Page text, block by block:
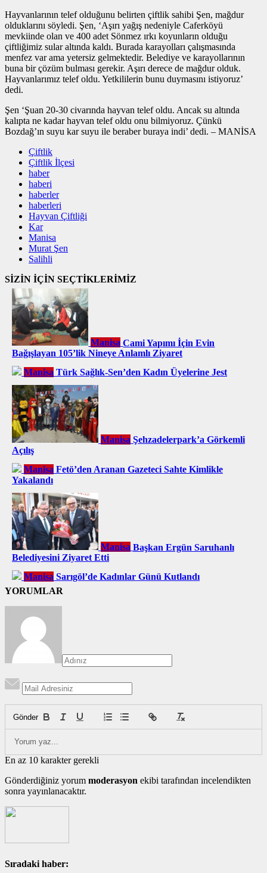
Hayvanlarının telef olduğunu belirten çiftlik sahibi Şen, mağdur
olduklarını söyledi. Şen, ‘Aşırı yağış nedeniyle Caferköyü
mevkiinde olan ve 400 adet Sönmez ırkı koyunların olduğu
çiftliğimiz sular altında kaldı. Burada karayolları çalışmasında
menfez var ama yetersiz gelmektedir. Belediye ve karayollarının
buna bir çözüm bulması gerekir. Aşırı derece de mağdur olduk.
Hayvanlarımız telef oldu. Yetkililerin bunu duymasını istiyoruz’
dedi.
Şen ‘Şuan 20-30 civarında hayvan telef oldu. Ancak su altında
kalıpta ne kadar hayvan telef oldu onu bilmiyoruz. Çünkü
Bozdağ’ın suyu kar suyu ile beraber buraya indi’ dedi. – MANİSA
Çiftlik
Çiftlik İlçesi
haber
haberi
haberler
haberleri
Hayvan Çiftliği
Kar
Manisa
Murat Şen
Salihli
SİZİN İÇİN SEÇTİKLERİMİZ
Manisa Cami Yapımı İçin Evin
Bağışlayan 105’lik Nineye Anlamlı Ziyaret
Manisa Türk Sağlık-Sen’den Kadın Üyelerine Jest
Manisa Şehzadelerpark’a Görkemli
Açılış
Manisa Fetö’den Aranan Gazeteci Sahte Kimlikle
Yakalandı
Manisa Başkan Ergün Saruhanlı
Belediyesini Ziyaret Etti
Manisa Sarıgöl’de Kadınlar Günü Kutlandı
YORUMLAR
Gönder
En az 10 karakter gerekli
Gönderdiğiniz yorum moderasyon ekibi tarafından incelendikten
sonra yayınlanacaktır.
Sıradaki haber: